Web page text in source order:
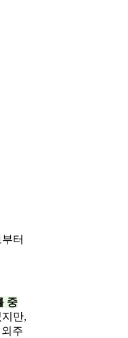
터
중
만,
주